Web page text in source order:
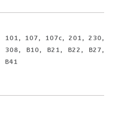
101, 107, 107c, 201, 230,
308, B10, B21, B22, B27,
B41